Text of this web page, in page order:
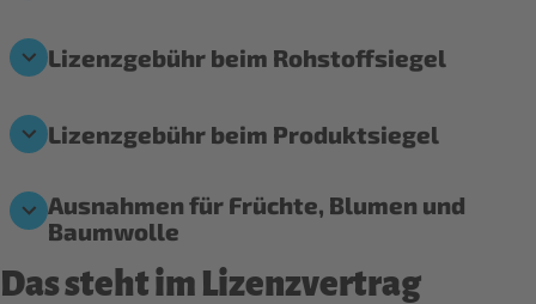
Lizenzgebühr beim Rohstoffsiegel
Lizenzgebühr beim Produktsiegel
Ausnahmen für Früchte, Blumen und
Baumwolle
Das steht im Lizenzvertrag